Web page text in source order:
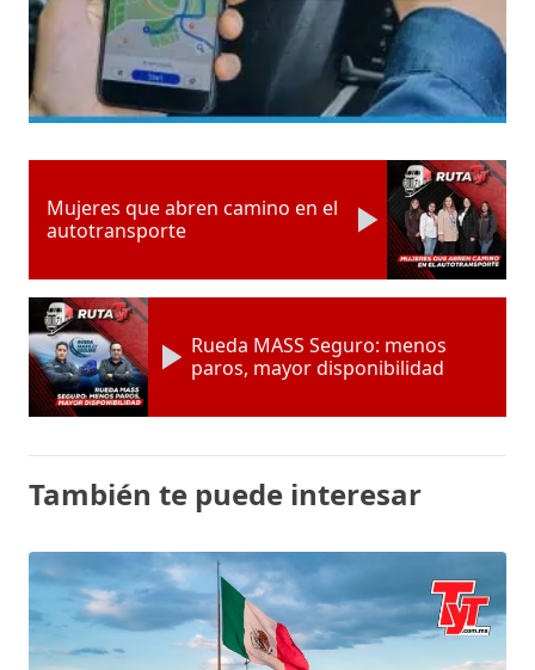
Mujeres que abren camino en el
autotransporte
Rueda MASS Seguro: menos
paros, mayor disponibilidad
También te puede interesar